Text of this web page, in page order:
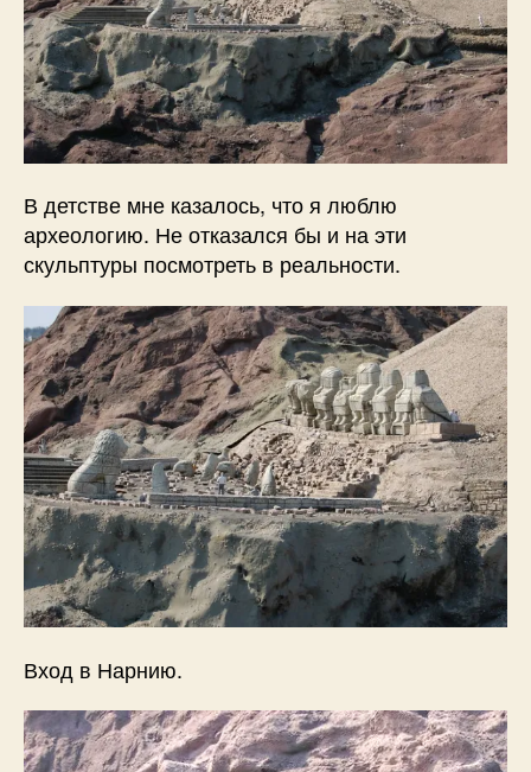
В детстве мне казалось, что я люблю
археологию. Не отказался бы и на эти
скульптуры посмотреть в реальности.
Вход в Нарнию.